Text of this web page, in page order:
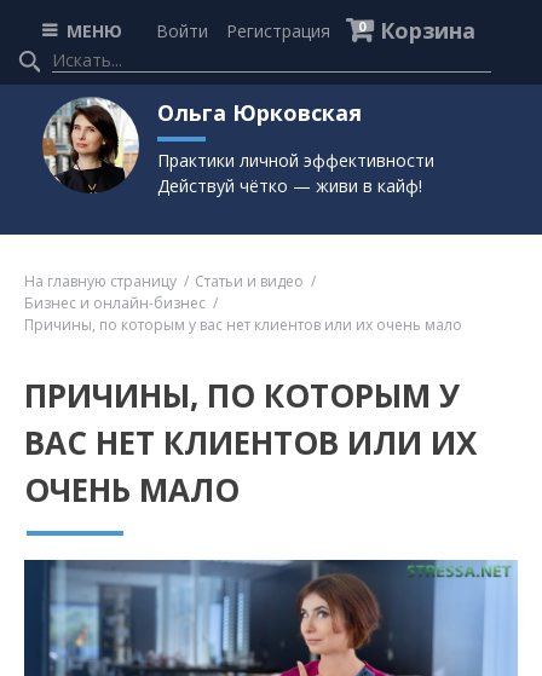
МЕНЮ Войти Регистрация 0 Корзина
Ольга Юрковская
Практики личной эффективности
Действуй чётко — живи в кайф!
На главную страницу
Статьи и видео
Бизнес и онлайн-бизнес
Причины, по которым у вас нет клиентов или их очень мало
ПРИЧИНЫ, ПО КОТОРЫМ У
ВАС НЕТ КЛИЕНТОВ ИЛИ ИХ
ОЧЕНЬ МАЛО